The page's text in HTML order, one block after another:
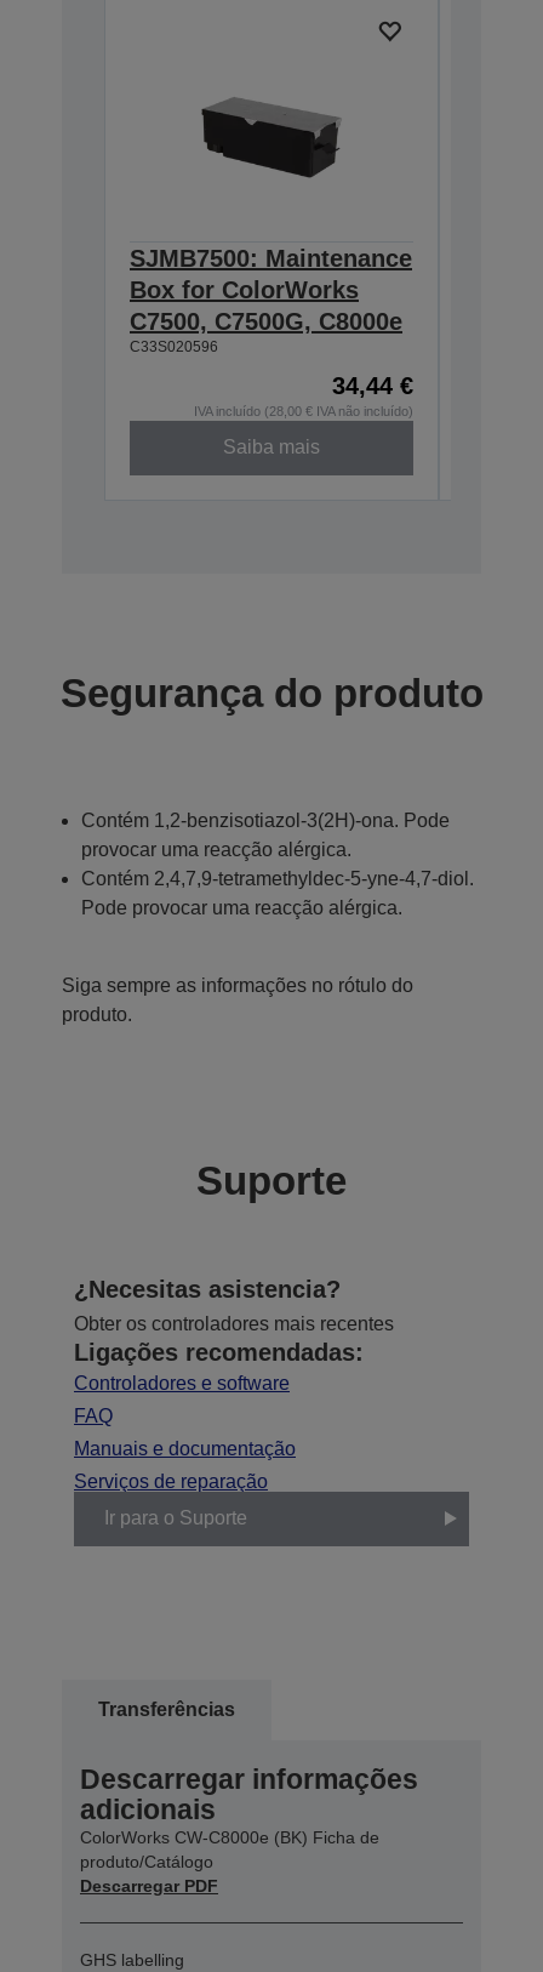
SJMB7500: Maintenance
Box for ColorWorks
C7500, C7500G, C8000e
C33S020596
34,44 €
IVA incluído (28,00 € IVA não incluído)
Saiba mais
Segurança do produto
Contém 1,2-benzisotiazol-3(2H)-ona. Pode
provocar uma reacção alérgica.
Contém 2,4,7,9-tetramethyldec-5-yne-4,7-diol.
Pode provocar uma reacção alérgica.
Siga sempre as informações no rótulo do
produto.
Suporte
¿Necesitas asistencia?
Obter os controladores mais recentes
Ligações recomendadas:
Controladores e software
FAQ
Manuais e documentação
Serviços de reparação
Ir para o Suporte
Transferências
Descarregar informações
adicionais
ColorWorks CW-C8000e (BK) Ficha de
produto/Catálogo
Descarregar PDF
GHS labelling